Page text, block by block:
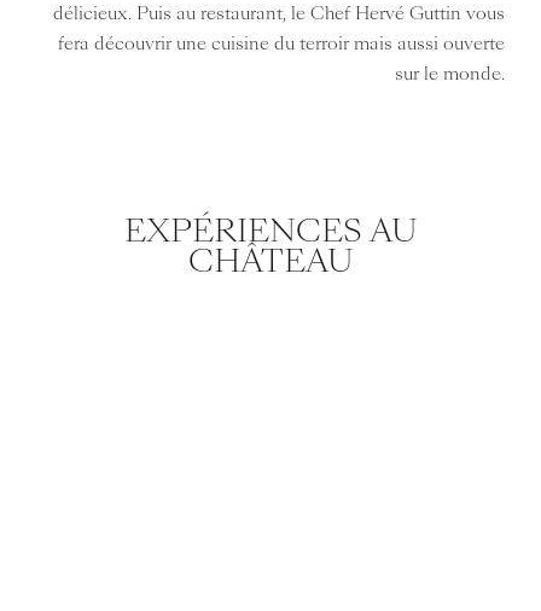
délicieux. Puis au restaurant, le Chef Hervé Guttin vous
fera découvrir une cuisine du terroir mais aussi ouverte
sur le monde.
EXPÉRIENCES AU
CHÂTEAU